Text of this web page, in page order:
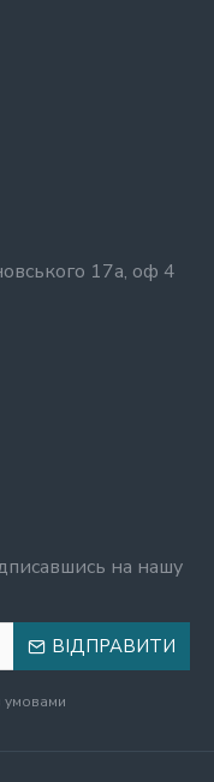
17а, оф 4
на нашу
ВІДПРАВИТИ
умовами